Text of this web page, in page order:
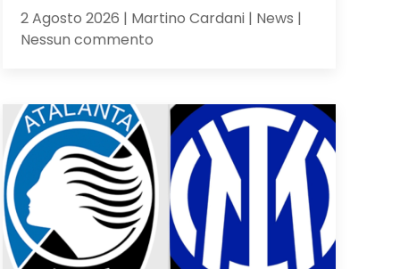
2 Agosto 2026 | Martino Cardani | News |
Nessun commentosu
2-
Dea
non
sfigura,
ma
perde